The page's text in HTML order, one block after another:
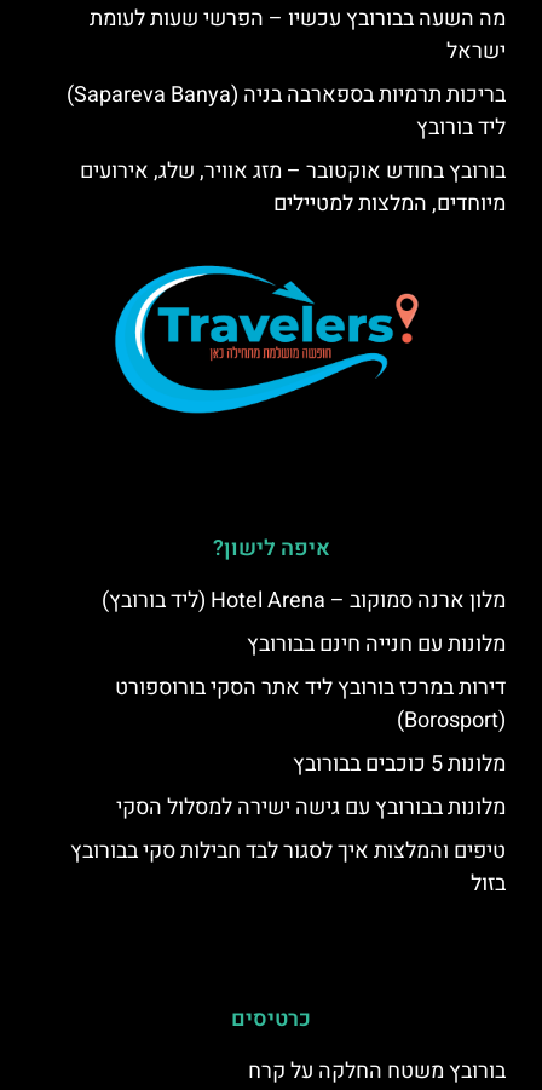
מה השעה בבורובץ עכשיו – הפרשי שעות לעומת
ישראל
בריכות תרמיות בספארבה בניה (Sapareva Banya)
ליד בורובץ
בורובץ בחודש אוקטובר – מזג אוויר, שלג, אירועים
מיוחדים, המלצות למטיילים
איפה לישון?
מלון ארנה סמוקוב – Hotel Arena (ליד בורובץ)
מלונות עם חנייה חינם בבורובץ
דירות במרכז בורובץ ליד אתר הסקי בורוספורט
(Borosport)
מלונות 5 כוכבים בבורובץ
מלונות בבורובץ עם גישה ישירה למסלול הסקי
טיפים והמלצות איך לסגור לבד חבילות סקי בבורובץ
בזול
כרטיסים
בורובץ משטח החלקה על קרח